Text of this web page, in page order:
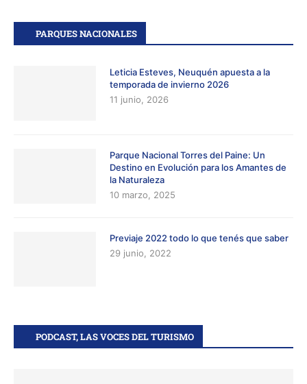
PARQUES NACIONALES
Leticia Esteves, Neuquén apuesta a la
temporada de invierno 2026
11 junio, 2026
Parque Nacional Torres del Paine: Un
Destino en Evolución para los Amantes de
la Naturaleza
10 marzo, 2025
Previaje 2022 todo lo que tenés que saber
29 junio, 2022
PODCAST, LAS VOCES DEL TURISMO